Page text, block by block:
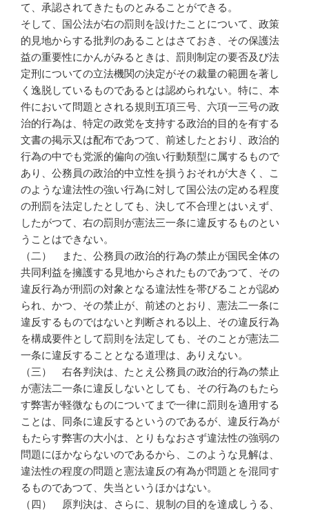
て、承認されてきたものとみることができる。
そして、国公法が右の罰則を設けたことについて、政策
的見地からする批判のあることはさておき、その保護法
益の重要性にかんがみるときは、罰則制定の要否及び法
定刑についての立法機関の決定がその裁量の範囲を著し
く逸脱しているものであるとは認められない。特に、本
件において問題とされる規則五項三号、六項一三号の政
治的行為は、特定の政党を支持する政治的目的を有する
文書の掲示又は配布であつて、前述したとおり、政治的
行為の中でも党派的偏向の強い行動類型に属するもので
あり、公務員の政治的中立性を損うおそれが大きく、こ
のような違法性の強い行為に対して国公法の定める程度
の刑罰を法定したとしても、決して不合理とはいえず、
したがつて、右の罰則が憲法三一条に違反するものとい
うことはできない。
（二） また、公務員の政治的行為の禁止が国民全体の
共同利益を擁護する見地からされたものであつて、その
違反行為が刑罰の対象となる違法性を帯びることが認め
られ、かつ、その禁止が、前述のとおり、憲法二一条に
違反するものではないと判断される以上、その違反行為
を構成要件として罰則を法定しても、そのことが憲法二
一条に違反することとなる道理は、ありえない。
（三） 右各判決は、たとえ公務員の政治的行為の禁止
が憲法二一条に違反しないとしても、その行為のもたら
す弊害が軽微なものについてまで一律に罰則を適用する
ことは、同条に違反するというのであるが、違反行為が
もたらす弊害の大小は、とりもなおさず違法性の強弱の
問題にほかならないのであるから、このような見解は、
違法性の程度の問題と憲法違反の有為が問題とを混同す
るものであつて、失当というほかはない。
（四） 原判決は、さらに、規制の目的を達成しうる、